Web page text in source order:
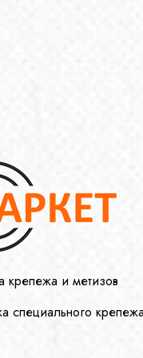
крепежа и метизов
специального